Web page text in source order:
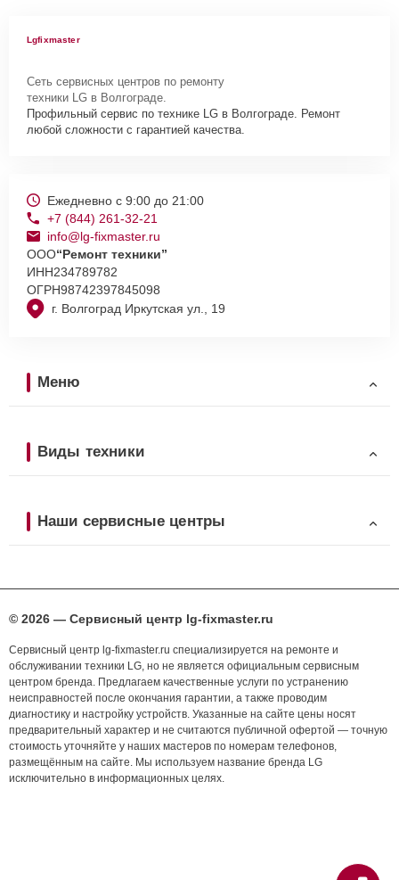
Lgfixmaster
Сеть сервисных центров по ремонту
техники LG в Волгограде.
Профильный сервис по технике LG в Волгограде. Ремонт
любой сложности с гарантией качества.
г. Волгоград Иркутская ул., 19
Ежедневно с 9:00 до 21:00
+7 (844) 261-32-21
info@lg-fixmaster.ru
ООО“Ремонт техники”
ИНН234789782
ОГРН98742397845098
Меню
Виды техники
Наши сервисные центры
© 2026 — Сервисный центр lg-fixmaster.ru
Сервисный центр lg-fixmaster.ru специализируется на ремонте и
обслуживании техники LG, но не является официальным сервисным
центром бренда. Предлагаем качественные услуги по устранению
неисправностей после окончания гарантии, а также проводим
диагностику и настройку устройств. Указанные на сайте цены носят
предварительный характер и не считаются публичной офертой — точную
стоимость уточняйте у наших мастеров по номерам телефонов,
размещённым на сайте. Мы используем название бренда LG
исключительно в информационных целях.